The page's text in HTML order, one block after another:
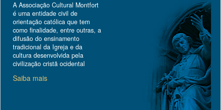
A Associação Cultural Montfort
é uma entidade civil de
orientação católica que tem
como finalidade, entre outras, a
difusão do ensinamento
tradicional da Igreja e da
cultura desenvolvida pela
civilização cristã ocidental
Saiba mais